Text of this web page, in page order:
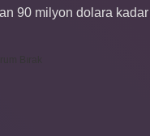
90 milyon dolara